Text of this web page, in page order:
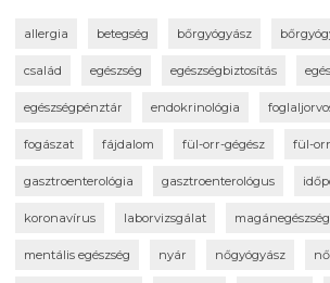
allergia betegség bőrgyógyász
család egészség egészségbiztosítás
egészségpénztár endokrinológia
fogászat fájdalom fül-orr-gégész fül-
gasztroenterológia gasztroenterológus
koronavírus laborvizsgálat
mentális egészség nyár nőgyógyász